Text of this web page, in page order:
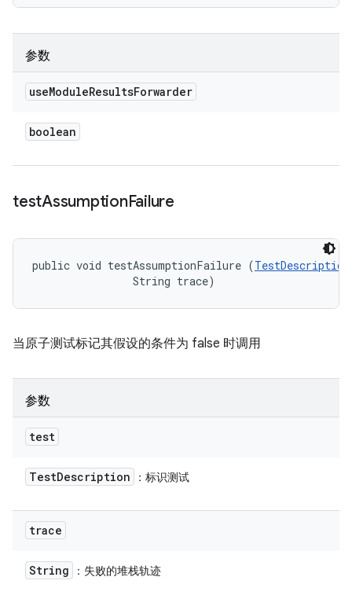
参数
useModuleResultsForwarder
boolean
testAssumptionFailure
public void testAssumptionFailure (TestDescription
                String trace)
当原子测试标记其假设的条件为 false 时调用
参数
test
TestDescription ：标识测试
trace
String ：失败的堆栈轨迹